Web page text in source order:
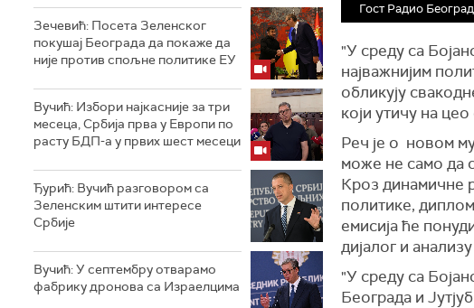
Зечевић: Посета Зеленског
покушај Београда да покаже да
није против спољне политике ЕУ
Вучић: Избори најкасније за три
месеца, Србија прва у Европи по
расту БДП-а у првих шест месеци
Ђурић: Вучић разговором са
Зеленским штити интересе
Србије
Вучић: У септембру отварамо
фабрику дронова са Израелцима
Гост Радио
"У среду са
најважнијим
обликују
који утичу на цео
Реч је о новом
може не само да
Кроз динамичне
политике,
емисија ће
дијалог и
"У среду са
Београда и